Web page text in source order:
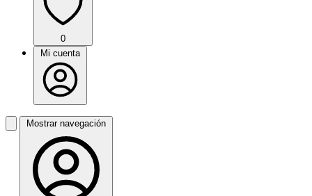
0
Mi cuenta
Mostrar navegación